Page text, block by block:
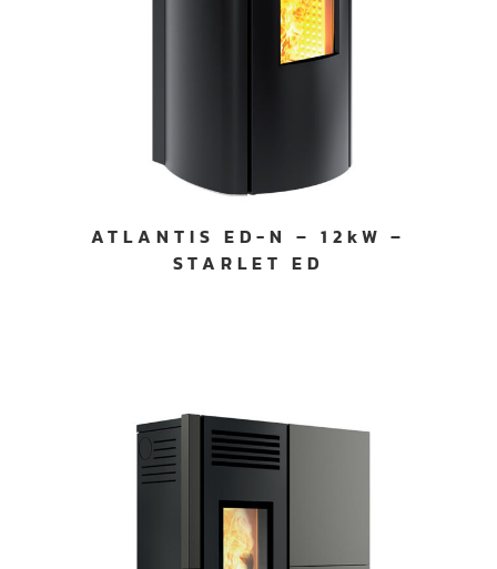
ATLANTIS ED-N – 12kW –
STARLET ED